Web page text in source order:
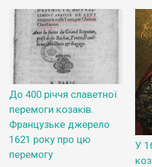
До 400 річчя славетної
перемоги козаків.
Французьке джерело
1621 року про цю
перемогу
У